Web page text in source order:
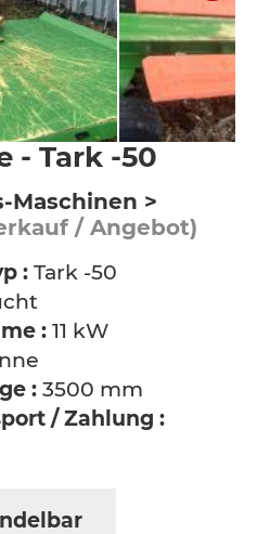
- Tark -50
Maschinen >
/ Angebot)
: Tark -50
: 11 kW
: 3500 mm
/ Zahlung :